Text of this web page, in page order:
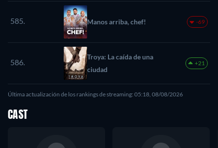
585. Manos arriba, chef! -69
586.
Troya: La caída de una
ciudad
+21
Última actualización de los rankings de streaming: 05:18, 08/08/2026
CAST